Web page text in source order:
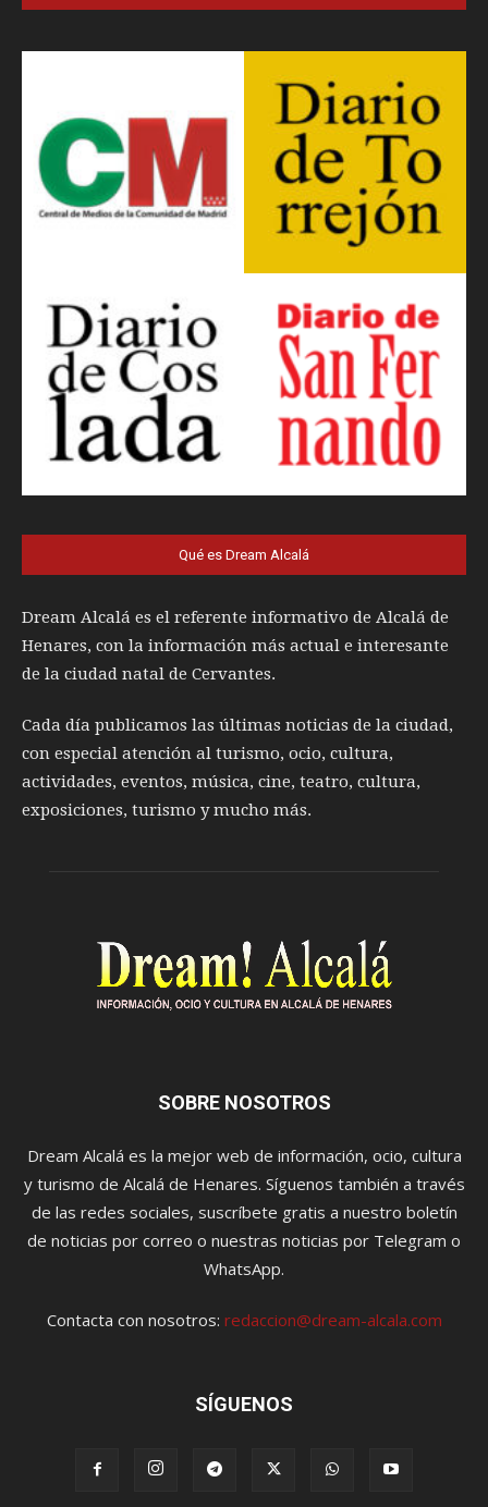
Qué es Dream Alcalá
Dream Alcalá es el referente informativo de Alcalá de
Henares, con la información más actual e interesante
de la ciudad natal de Cervantes.
Cada día publicamos las últimas noticias de la ciudad,
con especial atención al turismo, ocio, cultura,
actividades, eventos, música, cine, teatro, cultura,
exposiciones, turismo y mucho más.
SOBRE NOSOTROS
Dream Alcalá es la mejor web de información, ocio, cultura
y turismo de Alcalá de Henares. Síguenos también a través
de las redes sociales, suscríbete gratis a nuestro boletín
de noticias por correo o nuestras noticias por Telegram o
WhatsApp.
Contacta con nosotros: redaccion@dream-alcala.com
SÍGUENOS